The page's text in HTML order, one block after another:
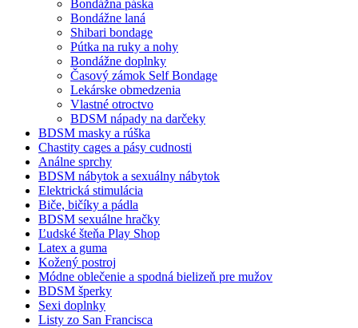
Bondážna páska
Bondážne laná
Shibari bondage
Pútka na ruky a nohy
Bondážne doplnky
Časový zámok Self Bondage
Lekárske obmedzenia
Vlastné otroctvo
BDSM nápady na darčeky
BDSM masky a rúška
Chastity cages a pásy cudnosti
Análne sprchy
BDSM nábytok a sexuálny nábytok
Elektrická stimulácia
Biče, bičíky a pádla
BDSM sexuálne hračky
Ľudské šteňa Play Shop
Latex a guma
Kožený postroj
Módne oblečenie a spodná bielizeň pre mužov
BDSM šperky
Sexi doplnky
Listy zo San Francisca